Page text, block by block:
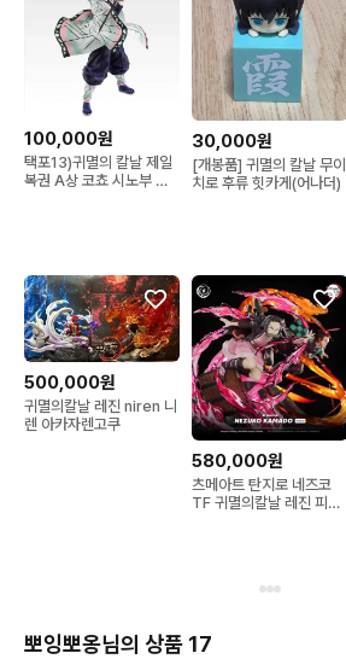
100,000원
택포13)귀멸의 칼날 제일
복권 A상 코쵸 시노부 피
30,000원
[개봉품] 귀멸의 칼날 무이
치로 후류 힛카게(어나더)
500,000원
귀멸의칼날 레진 niren 니
렌 아카자렌고쿠
580,000원
츠메아트 탄지로 네즈코
TF 귀멸의칼날 레진 피규
뽀잉뽀옹님의 상품 17